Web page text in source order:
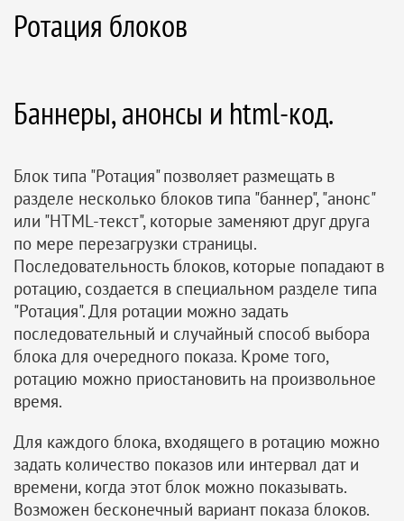
Ротация блоков
Баннеры, анонсы и html-код.
Блок типа "Ротация" позволяет размещать в
разделе несколько блоков типа "баннер", "анонс"
или "HTML-текст", которые заменяют друг друга
по мере перезагрузки страницы.
Последовательность блоков, которые попадают в
ротацию, создается в специальном разделе типа
"Ротация". Для ротации можно задать
последовательный и случайный способ выбора
блока для очередного показа. Кроме того,
ротацию можно приостановить на произвольное
время.
Для каждого блока, входящего в ротацию можно
задать количество показов или интервал дат и
времени, когда этот блок можно показывать.
Возможен бесконечный вариант показа блоков.